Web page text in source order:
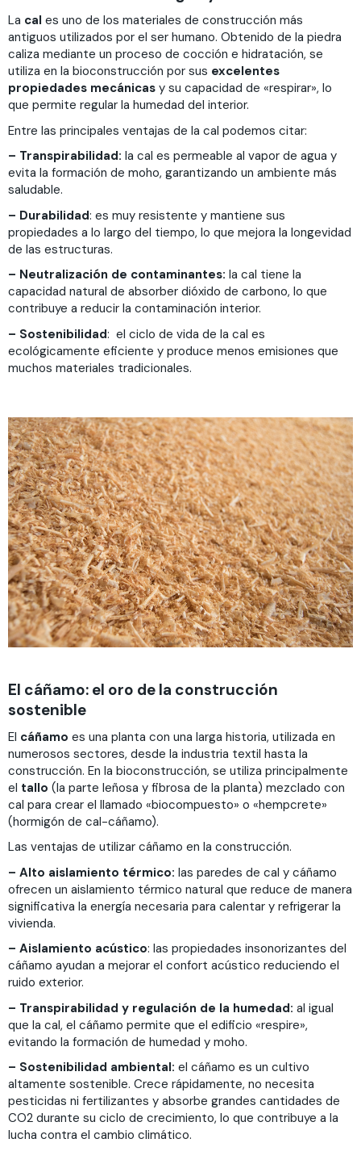
La cal es uno de los materiales de construcción más
antiguos utilizados por el ser humano. Obtenido de la piedra
caliza mediante un proceso de cocción e hidratación, se
utiliza en la bioconstrucción por sus excelentes
propiedades mecánicas y su capacidad de «respirar», lo
que permite regular la humedad del interior.
Entre las principales ventajas de la cal podemos citar:
– Transpirabilidad: la cal es permeable al vapor de agua y
evita la formación de moho, garantizando un ambiente más
saludable.
– Durabilidad: es muy resistente y mantiene sus
propiedades a lo largo del tiempo, lo que mejora la longevidad
de las estructuras.
– Neutralización de contaminantes: la cal tiene la
capacidad natural de absorber dióxido de carbono, lo que
contribuye a reducir la contaminación interior.
– Sostenibilidad: el ciclo de vida de la cal es
ecológicamente eficiente y produce menos emisiones que
muchos materiales tradicionales.
El cáñamo: el oro de la construcción
sostenible
El cáñamo es una planta con una larga historia, utilizada en
numerosos sectores, desde la industria textil hasta la
construcción. En la bioconstrucción, se utiliza principalmente
el tallo (la parte leñosa y fibrosa de la planta) mezclado con
cal para crear el llamado «biocompuesto» o «hempcrete»
(hormigón de cal-cáñamo).
Las ventajas de utilizar cáñamo en la construcción.
– Alto aislamiento térmico: las paredes de cal y cáñamo
ofrecen un aislamiento térmico natural que reduce de manera
significativa la energía necesaria para calentar y refrigerar la
vivienda.
– Aislamiento acústico: las propiedades insonorizantes del
cáñamo ayudan a mejorar el confort acústico reduciendo el
ruido exterior.
– Transpirabilidad y regulación de la humedad: al igual
que la cal, el cáñamo permite que el edificio «respire»,
evitando la formación de humedad y moho.
– Sostenibilidad ambiental: el cáñamo es un cultivo
altamente sostenible. Crece rápidamente, no necesita
pesticidas ni fertilizantes y absorbe grandes cantidades de
CO2 durante su ciclo de crecimiento, lo que contribuye a la
lucha contra el cambio climático.